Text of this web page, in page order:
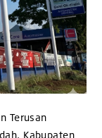
Terusan
Kabupaten